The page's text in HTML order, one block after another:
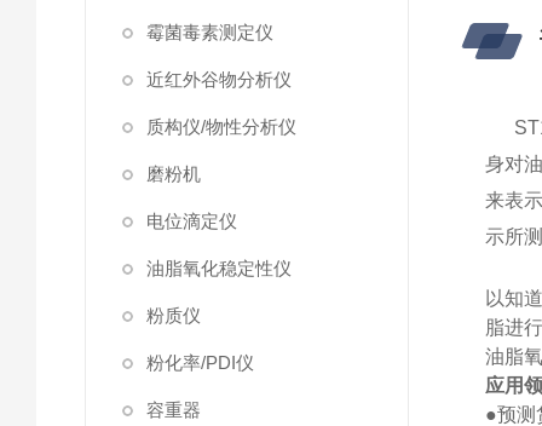
霉菌毒素测定仪
近红外谷物分析仪
质构仪/物性分析仪
磨粉机
电位滴定仪
油脂氧化稳定性仪
粉质仪
粉化率/PDI仪
容重器
身对
来表
示所
以知
脂进
油脂
应用
●预测